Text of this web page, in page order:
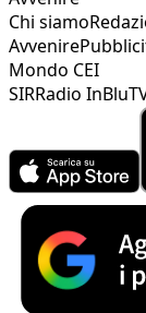
Chi siamo
Avvenire
Mondo CEI
SIRRadio InBlu